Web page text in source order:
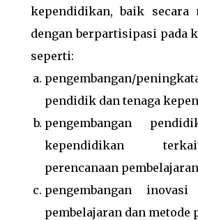
kependidikan, baik secara
dengan berpartisipasi pada
seperti:
pengembangan/
pendidik dan tenaga
pengembangan
kependidikan
perencanaan
pengembangan
pembelajaran dan metode